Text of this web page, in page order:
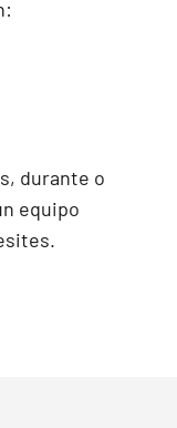
durante o
equipo